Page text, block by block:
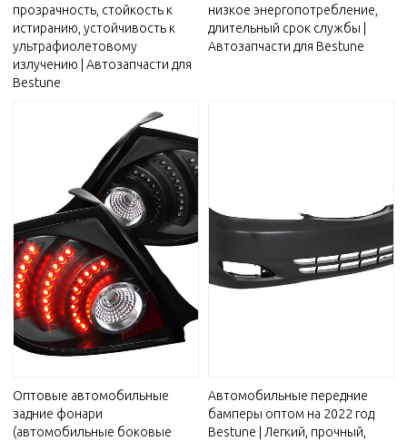
прозрачность, стойкость к
истиранию, устойчивость к
ультрафиолетовому
излучению | Автозапчасти для
Bestune
низкое энергопотребление,
длительный срок службы |
Автозапчасти для Bestune
Оптовые автомобильные
задние фонари
(автомобильные боковые
Автомобильные передние
бамперы оптом на 2022 год
Bestune | Легкий, прочный,